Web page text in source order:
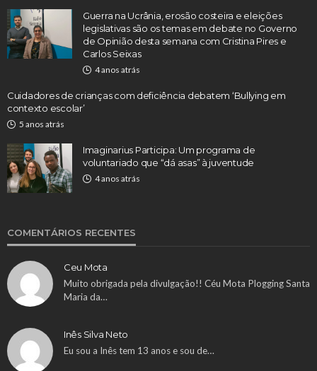
Guerra na Ucrânia, erosão costeira e eleições
legislativas são os temas em debate no Governo
de Opinião desta semana com Cristina Pires e
Carlos Seixas
4 anos atrás
Cuidadores de crianças com deficiência debatem ‘Bullying em
contexto escolar’
5 anos atrás
Imaginarius Participa: Um programa de
voluntariado que “dá asas” à juventude
4 anos atrás
COMENTÁRIOS RECENTES
Ceu Mota
Muito obrigada pela divulgação!! Céu Mota Plogging Santa
Maria da…
Inês Silva Neto
Eu sou a Inês tem 13 anos e sou de…